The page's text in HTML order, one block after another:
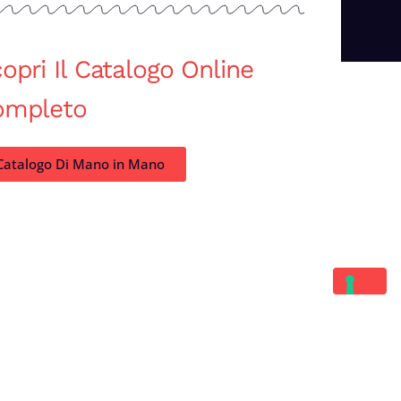
Il Catalogo Online
Di Mano in Mano